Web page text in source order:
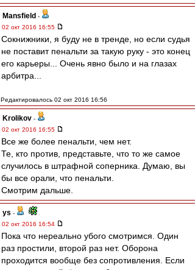
Mansfield -
02 окт 2016 16:55
Сокнижники, я буду не в тренде, но если судья
не поставит пенальти за такую руку - это конец
его карьеры... Очень явно было и на глазах
арбитра...
Редактировалось 02 окт 2016 16:56
Krolikov -
02 окт 2016 16:55
Все же более пенальти, чем нет.
Те, кто против, представьте, что то же самое
случилось в штрафной соперника. Думаю, вы
бы все орали, что пенальти.
Смотрим дальше.
ys -
02 окт 2016 16:54
Пока что нереально убого смотримся. Один
раз простили, второй раз нет. Оборона
проходится вообще без сопротивления. Если